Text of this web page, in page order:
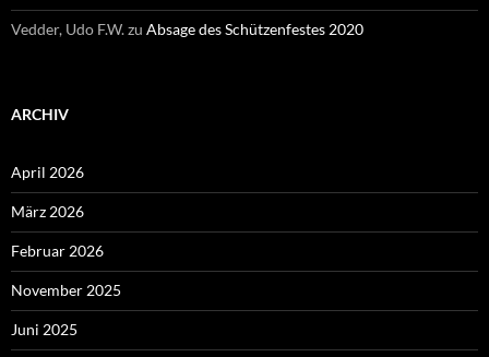
Vedder, Udo F.W.zu Absage des Schützenfestes 2020
ARCHIV
April 2026
März 2026
Februar 2026
November 2025
Juni 2025